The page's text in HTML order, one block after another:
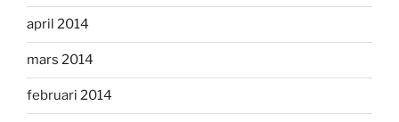
april 2014
mars 2014
februari 2014